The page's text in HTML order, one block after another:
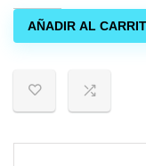
Arden
Green
Honey
Drops
AÑADIR AL